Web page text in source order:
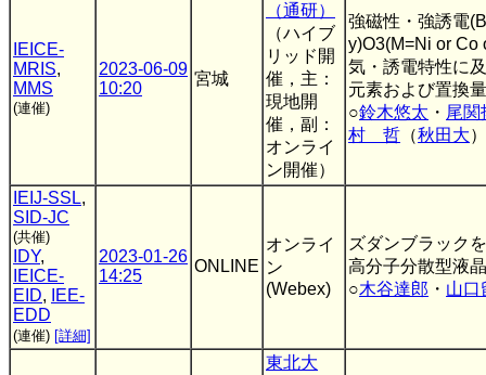
IEICE-
MRIS,
MMS
(連催)
2023-06-09
10:20
宮城
（通研）
（ハイブ
リッド開
催，主：
現地開
催，副：
オンライ
ン開催）
強磁性・強誘電
y)O3(M=Ni or Co
気・誘電特性に
元素および置換
○鈴木悠太 ・ 尾関
村 哲 （秋田大）
IEIJ-SSL,
SID-JC
(共催)
IDY,
IEICE-
EID,
IEE-
EDD
(連催) [詳細]
2023-01-26
14:25
ONLINE
オンライ
ン
(Webex)
ズダンブラック
高分子分散型液
○木谷達郎 ・ 山口
東北大